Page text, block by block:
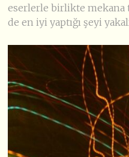
eserlerle birlikte mekana
de en iyi yaptığı şeyi